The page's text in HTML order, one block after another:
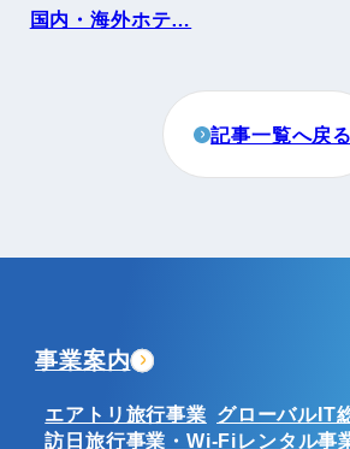
国内・海外ホテ…
記事一覧へ戻る
事業案内
エアトリ旅行事業 グローバルIT
訪日旅行事業・Wi-Fiレンタル事